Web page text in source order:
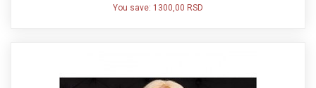
You save: 1300,00 RSD